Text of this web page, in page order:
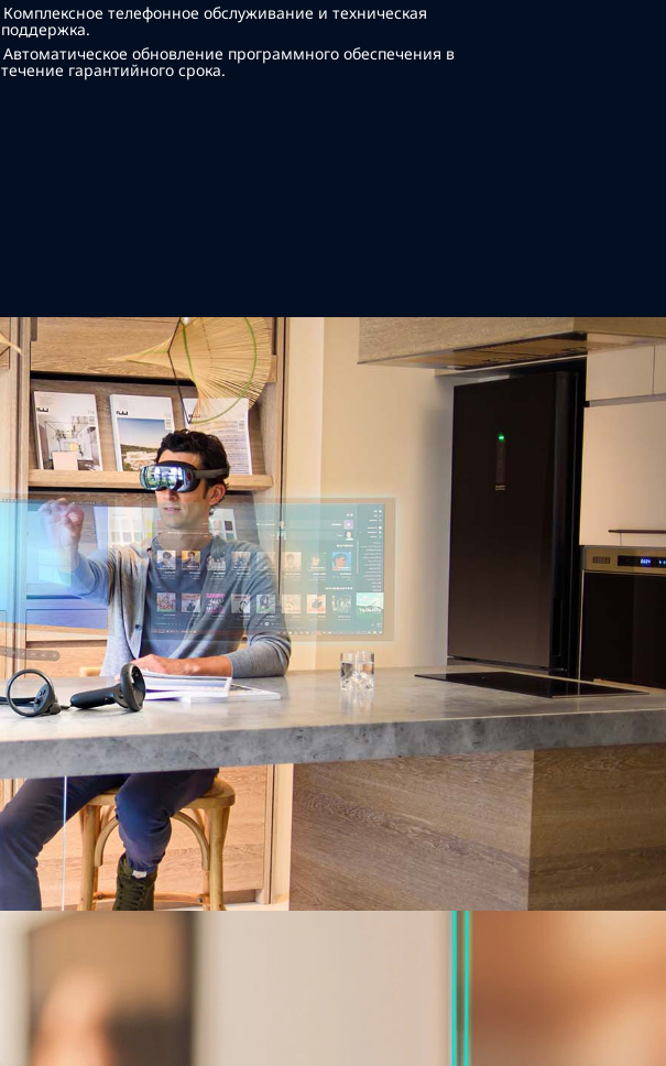
Комплексное телефонное обслуживание и техническая
поддержка.
Автоматическое обновление программного обеспечения в
течение гарантийного срока.